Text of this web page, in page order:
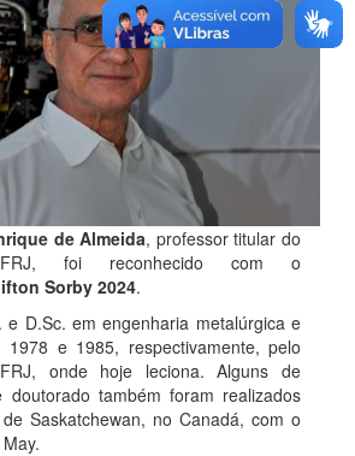
de Almeida, professor titular do
UFRJ, foi reconhecido com o
Sorby 2024.
e D.Sc. em engenharia metalúrgica e
e 1985, respectivamente, pelo
onde hoje leciona. Alguns de
doutorado também foram realizados
Saskatchewan, no Canadá, com o